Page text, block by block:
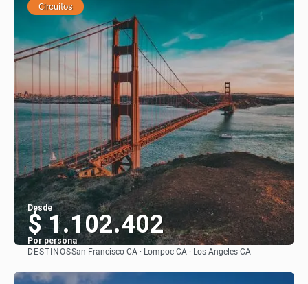
Circuitos
Desde
$ 1.102.402
Por persona
Ver
DESTINOSSan Francisco CA · Lompoc CA · Los Angeles CA